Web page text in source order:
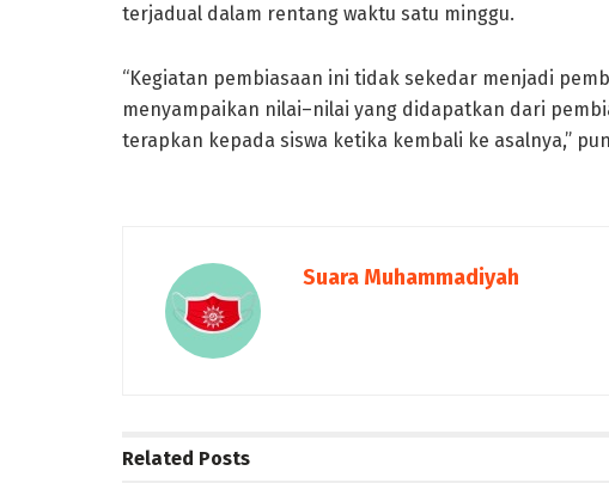
terjadual dalam rentang waktu satu minggu.
“Kegiatan pembiasaan ini tidak sekedar menjadi
menyampaikan nilai–nilai yang didapatkan dari
terapkan kepada siswa ketika kembali ke asalnya,”
Suara Muhammadiyah
Related Posts